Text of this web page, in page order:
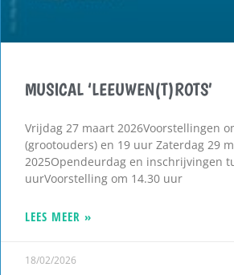
MUSICAL ‘LEEUWEN(T)ROTS’
Vrijdag 27 maart 2026Voorstellingen
(grootouders) en 19 uur Zaterdag 29
2025Opendeurdag en inschrijvingen
uurVoorstelling om 14.30 uur
LEES MEER »
18/02/2026